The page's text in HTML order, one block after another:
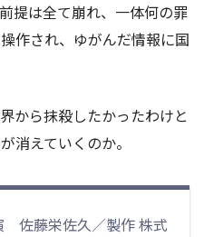
提は全て崩れ、一体何の罪
作され、ゆがんだ情報に国
から抹殺したかったわけと
消えていくのか。
佐藤栄佐久／製作 株式